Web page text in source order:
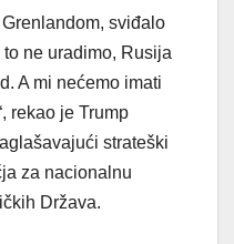
sviđalo
ne uradimo, Rusija
A mi nećemo imati
rekao je Trump
strateški
za nacionalnu
Država.